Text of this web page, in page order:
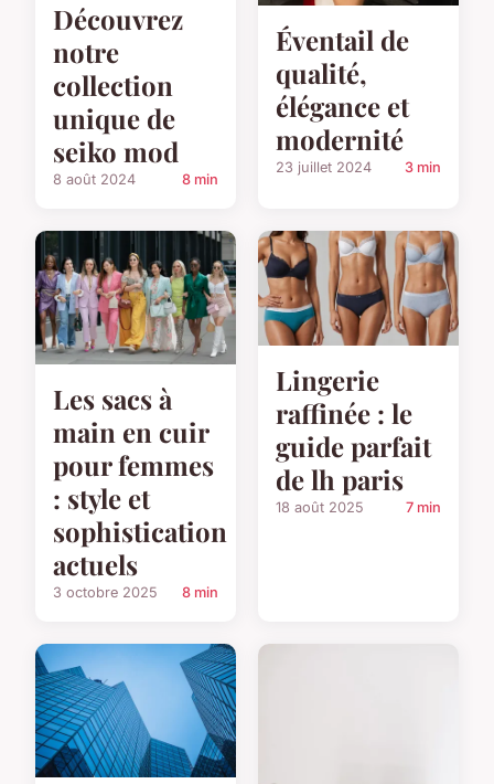
Découvrez
notre
collection
unique de
seiko mod
8 août 2024 8 min
Éventail de
qualité,
élégance et
modernité
23 juillet 2024 3 min
Les sacs à
main en cuir
pour femmes
: style et
sophistication
actuels
3 octobre 2025 8 min
Lingerie
raffinée : le
guide parfait
de lh paris
18 août 2025 7 min